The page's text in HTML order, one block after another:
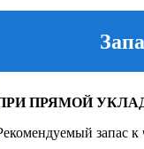
ПРЯМОЙ
запас